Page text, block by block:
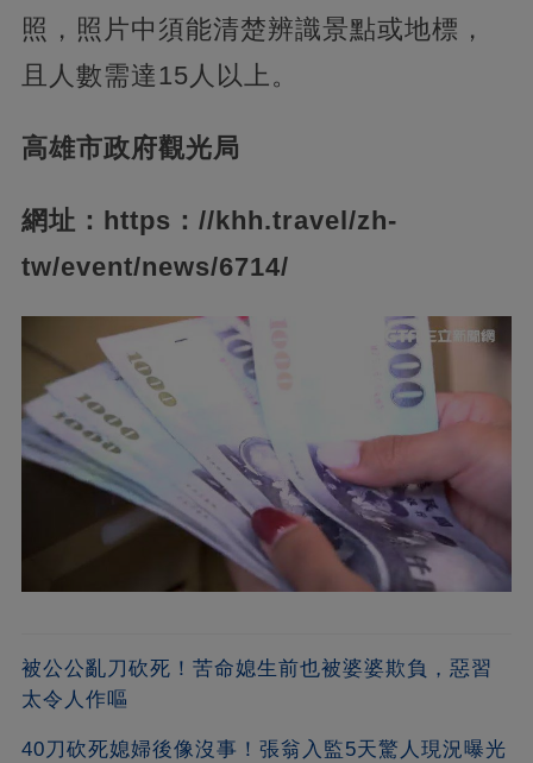
照，照片中須能清楚辨識景點或地標，
且人數需達15人以上。
高雄市政府觀光局
網址：https：//khh.travel/zh-
tw/event/news/6714/
被公公亂刀砍死！苦命媳生前也被婆婆欺負，惡習
太令人作嘔
40刀砍死媳婦後像沒事！張翁入監5天驚人現況曝光